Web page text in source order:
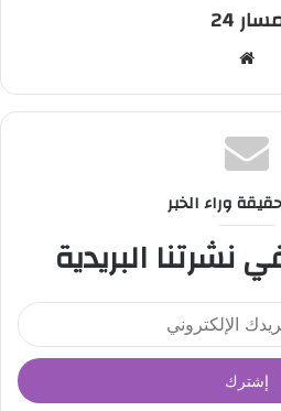
24
ق
ع
ا
ب
وراء الخبر
نشرتنا البريدية